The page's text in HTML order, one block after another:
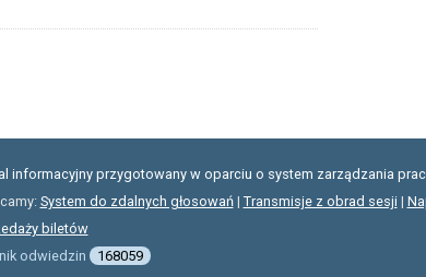
informacyjny przygotowany w oparciu o system zarządzania
System do zdalnych głosowań| Transmisje z obrad sesji |
biletów
odwiedzin
168059